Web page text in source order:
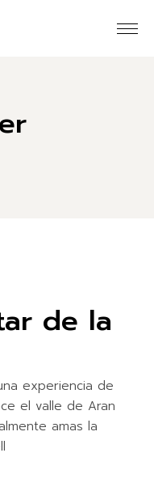
de la
experiencia de
el valle de Aran
amas la